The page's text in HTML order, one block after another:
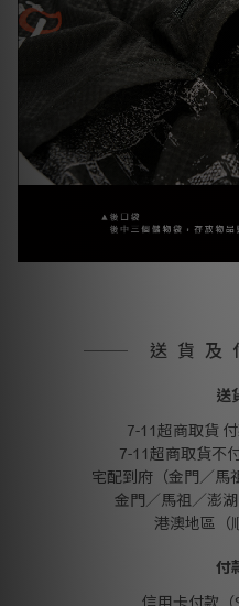
送貨及
送
7-11超商取貨
7-11超商取貨不
宅配到府（金門／馬
金門／馬祖／澎湖
港澳地區（
付
信用卡付款（